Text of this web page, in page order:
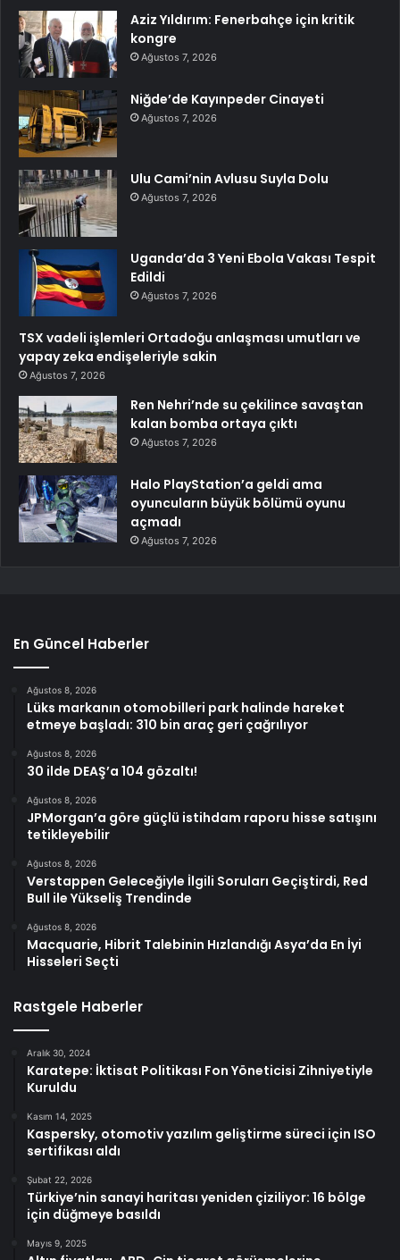
Aziz Yıldırım: Fenerbahçe için kritik
kongre
Ağustos 7, 2026
Niğde’de Kayınpeder Cinayeti
Ağustos 7, 2026
Ulu Cami’nin Avlusu Suyla Dolu
Ağustos 7, 2026
Uganda’da 3 Yeni Ebola Vakası Tespit
Edildi
Ağustos 7, 2026
TSX vadeli işlemleri Ortadoğu anlaşması umutları ve
yapay zeka endişeleriyle sakin
Ağustos 7, 2026
Ren Nehri’nde su çekilince savaştan
kalan bomba ortaya çıktı
Ağustos 7, 2026
Halo PlayStation’a geldi ama
oyuncuların büyük bölümü oyunu
açmadı
Ağustos 7, 2026
En Güncel Haberler
Ağustos 8, 2026
Lüks markanın otomobilleri park halinde hareket
etmeye başladı: 310 bin araç geri çağrılıyor
Ağustos 8, 2026
30 ilde DEAŞ’a 104 gözaltı!
Ağustos 8, 2026
JPMorgan’a göre güçlü istihdam raporu hisse satışını
tetikleyebilir
Ağustos 8, 2026
Verstappen Geleceğiyle İlgili Soruları Geçiştirdi, Red
Bull ile Yükseliş Trendinde
Ağustos 8, 2026
Macquarie, Hibrit Talebinin Hızlandığı Asya’da En İyi
Hisseleri Seçti
Rastgele Haberler
Aralık 30, 2024
Karatepe: İktisat Politikası Fon Yöneticisi Zihniyetiyle
Kuruldu
Kasım 14, 2025
Kaspersky, otomotiv yazılım geliştirme süreci için ISO
sertifikası aldı
Şubat 22, 2026
Türkiye’nin sanayi haritası yeniden çiziliyor: 16 bölge
için düğmeye basıldı
Mayıs 9, 2025